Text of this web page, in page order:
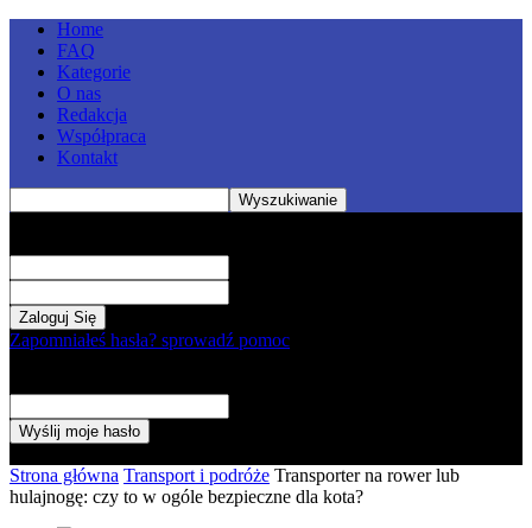
Home
FAQ
Kategorie
O nas
Redakcja
Współpraca
Kontakt
Zapomniałeś hasła? sprowadź pomoc
Strona główna Transport i podróże Transporter na rower lub
hulajnogę: czy to w ogóle bezpieczne dla kota?